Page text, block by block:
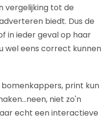
vergelijking tot de
biedt. Dus de
in ieder geval op haar
wel eens correct kunnen
print kun
niet zo'n
echt een interactieve